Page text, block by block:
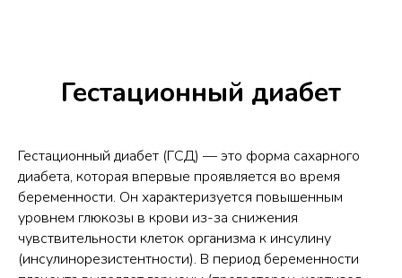
Гестационный диабет
Гестационный диабет (ГСД) — это форма сахарного
диабета, которая впервые проявляется во время
беременности. Он характеризуется повышенным
уровнем глюкозы в крови из-за снижения
чувствительности клеток организма к инсулину
(инсулинорезистентности). В период беременности